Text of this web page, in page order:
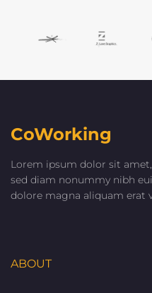
CoWorking
Lorem ipsum dolor sit
sed diam nonummy nibh
dolore magna aliquam erat
ABOUT